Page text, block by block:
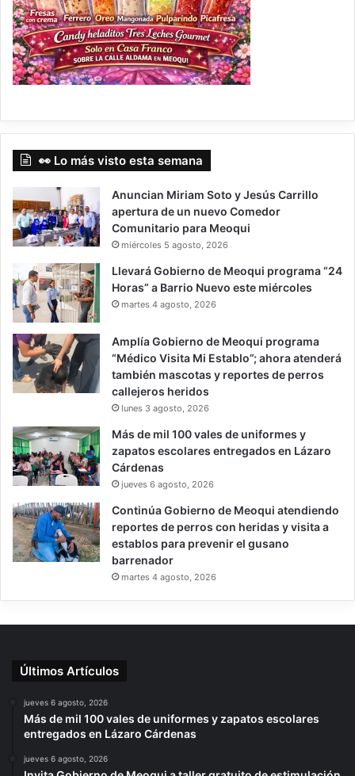
👀 Lo más visto esta semana
Anuncian Miriam Soto y Jesús Carrillo
apertura de un nuevo Comedor
Comunitario para Meoqui
miércoles 5 agosto, 2026
Llevará Gobierno de Meoqui programa “24
Horas” a Barrio Nuevo este miércoles
martes 4 agosto, 2026
Amplía Gobierno de Meoqui programa
“Médico Visita Mi Establo”; ahora atenderá
también mascotas y reportes de perros
callejeros heridos
lunes 3 agosto, 2026
Más de mil 100 vales de uniformes y
zapatos escolares entregados en Lázaro
Cárdenas
jueves 6 agosto, 2026
Continúa Gobierno de Meoqui atendiendo
reportes de perros con heridas y visita a
establos para prevenir el gusano
barrenador
martes 4 agosto, 2026
Últimos Artículos
jueves 6 agosto, 2026
Más de mil 100 vales de uniformes y zapatos escolares
entregados en Lázaro Cárdenas
jueves 6 agosto, 2026